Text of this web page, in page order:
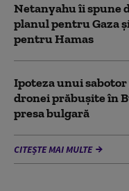
Netanyahu îi spune
planul pentru Gaza
pentru Hamas
Ipoteza unui
dronei prăbușite în
presa bulgară
CITEȘTE MAI MULTE